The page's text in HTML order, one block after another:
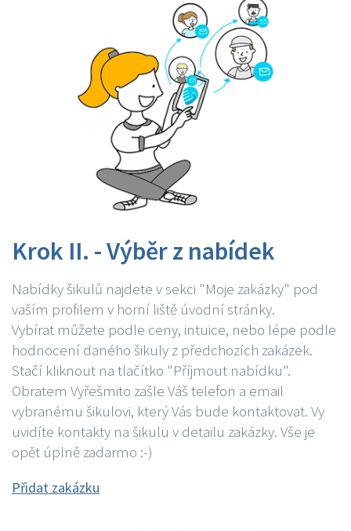
Krok II. - Výběr z nabídek
Nabídky šikulů najdete v sekci "Moje zakázky" pod
vaším profilem v horní liště úvodní stránky.
Vybírat můžete podle ceny, intuice, nebo lépe podle
hodnocení daného šikuly z předchozích zakázek.
Stačí kliknout na tlačítko "Příjmout nabídku".
Obratem Vyřešmito zašle Váš telefon a email
vybranému šikulovi, který Vás bude kontaktovat. Vy
uvidíte kontakty na šikulu v detailu zakázky. Vše je
opět úplně zadarmo :-)
Přidat zakázku